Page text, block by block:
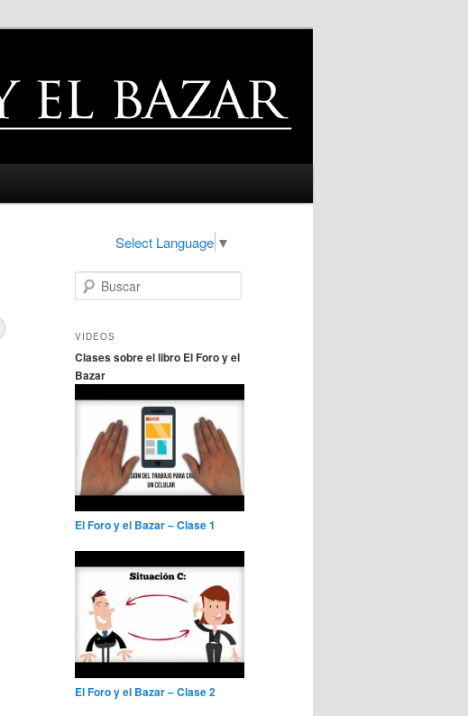
Select Language ▼
u
c
r
VIDEOS
Clases sobre el libro El Foro y el
Bazar
El Foro y el Bazar – Clase 1
El Foro y el Bazar – Clase 2